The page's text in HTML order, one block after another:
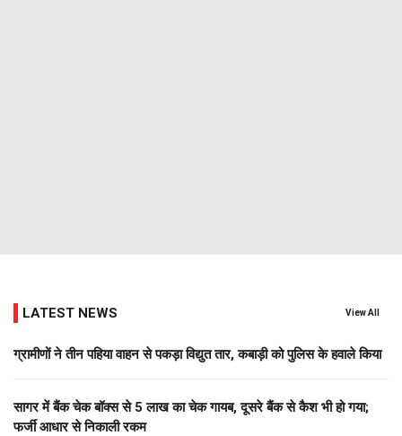
LATEST NEWS View All
ग्रामीणों ने तीन पहिया वाहन से पकड़ा विद्युत तार, कबाड़ी को पुलिस के हवाले किया
सागर में बैंक चेक बॉक्स से 5 लाख का चेक गायब, दूसरे बैंक से कैश भी हो गया;
फर्जी आधार से निकाली रकम